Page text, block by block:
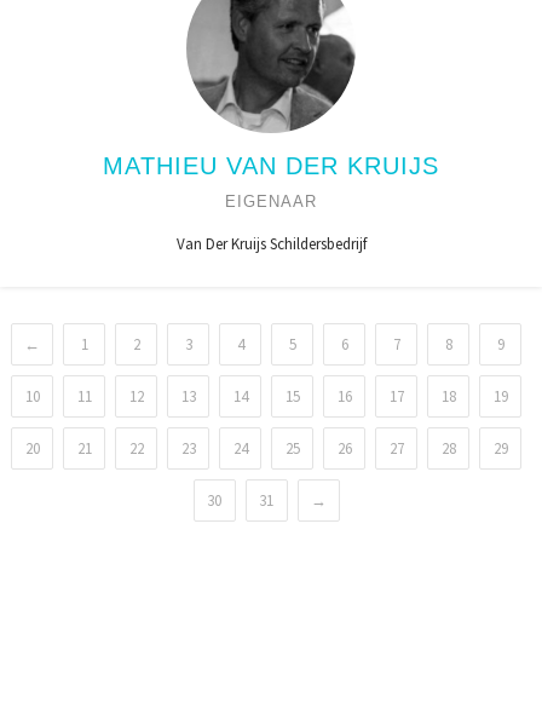
MATHIEU VAN DER KRUIJS
EIGENAAR
Van Der Kruijs Schildersbedrijf
← 1 2 3 4 5 6 7 8 9
10 11 12 13 14 15 16 17 18 19
20 21 22 23 24 25 26 27 28 29
30 31 →